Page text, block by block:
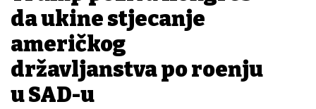
da ukine stjecanje
američkog
državljanstva po rođenju
u SAD-u